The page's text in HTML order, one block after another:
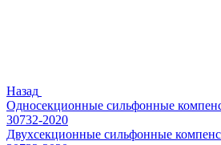
Назад
Односекционные сильфонные
30732-2020
Двухсекционные сильфонные